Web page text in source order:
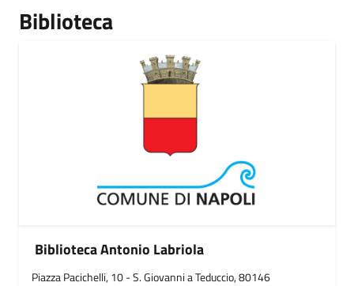
Biblioteca
Biblioteca Antonio Labriola
Piazza Pacichelli, 10 - S. Giovanni a Teduccio, 80146